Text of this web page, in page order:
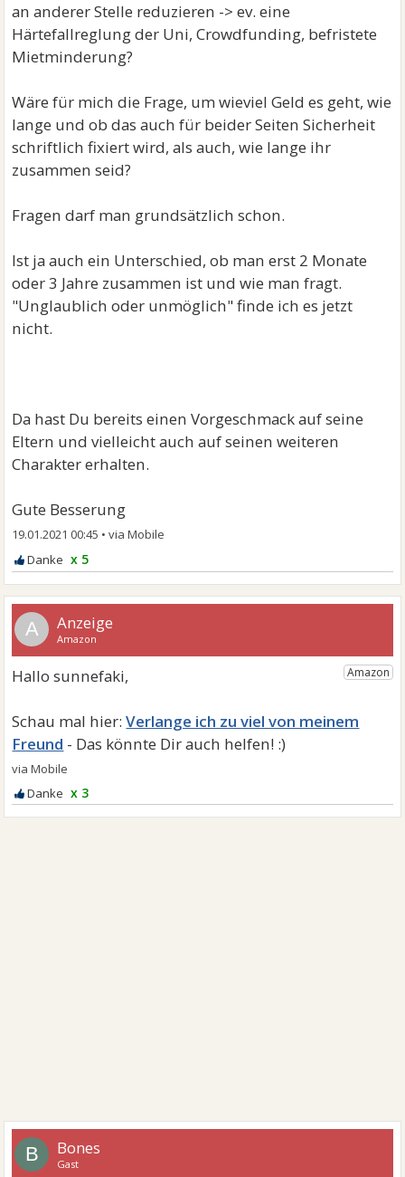
an anderer Stelle reduzieren -> ev. eine
Härtefallreglung der Uni, Crowdfunding, befristete
Mietminderung?
Wäre für mich die Frage, um wieviel Geld es geht, wie
lange und ob das auch für beider Seiten Sicherheit
schriftlich fixiert wird, als auch, wie lange ihr
zusammen seid?
Fragen darf man grundsätzlich schon.
Ist ja auch ein Unterschied, ob man erst 2 Monate
oder 3 Jahre zusammen ist und wie man fragt.
"Unglaublich oder unmöglich" finde ich es jetzt
nicht.
Da hast Du bereits einen Vorgeschmack auf seine
Eltern und vielleicht auch auf seinen weiteren
Charakter erhalten.
Gute Besserung
19.01.2021 00:45 •
x 5
A
Verlange ich zu viel von meinem
Freund
x 3
B Bones
Gast